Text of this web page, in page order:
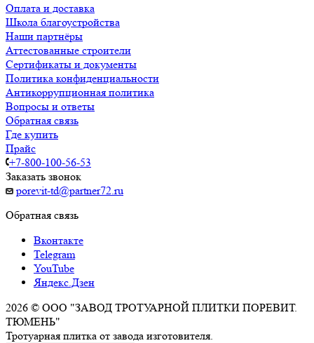
Оплата и доставка
Школа благоустройства
Наши партнёры
Аттестованные строители
Сертификаты и документы
Политика конфиденциальности
Антикоррупционная политика
Вопросы и ответы
Обратная связь
Где купить
Прайс
+7-800-100-56-53
Заказать звонок
porevit-td@partner72.ru
Обратная связь
Вконтакте
Telegram
YouTube
Яндекс.Дзен
2026 © ООО "ЗАВОД ТРОТУАРНОЙ ПЛИТКИ ПОРЕВИТ.
ТЮМЕНЬ"
Тротуарная плитка от завода изготовителя.